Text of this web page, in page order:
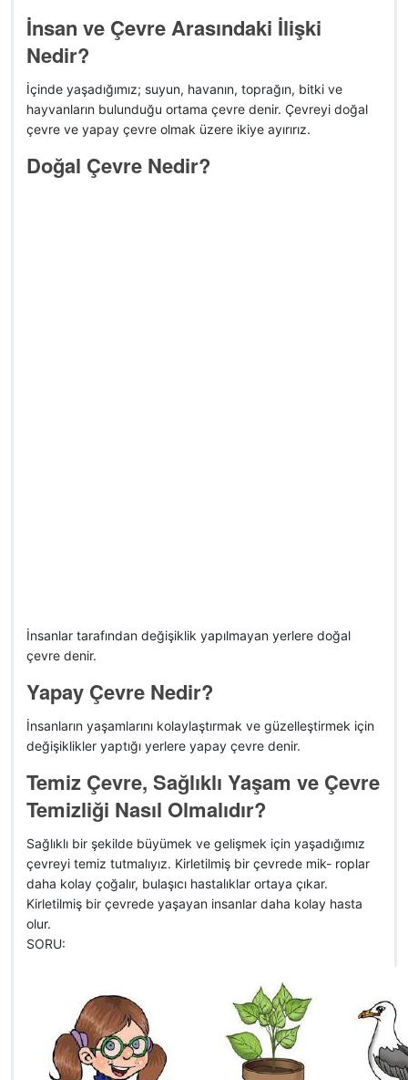
İnsan ve Çevre Arasındaki İlişki
Nedir?
İçinde yaşadığımız; suyun, havanın, toprağın, bitki ve
hayvanların bulunduğu ortama çevre denir. Çevreyi doğal
çevre ve yapay çevre olmak üzere ikiye ayırırız.
Doğal Çevre Nedir?
İnsanlar tarafından değişiklik yapılmayan yerlere doğal
çevre denir.
Yapay Çevre Nedir?
İnsanların yaşamlarını kolaylaştırmak ve güzelleştirmek için
değişiklikler yaptığı yerlere yapay çevre denir.
Temiz Çevre, Sağlıklı Yaşam ve Çevre
Temizliği Nasıl Olmalıdır?
Sağlıklı bir şekilde büyümek ve gelişmek için yaşadığımız
çevreyi temiz tutmalıyız. Kirletilmiş bir çevrede mik- roplar
daha kolay çoğalır, bulaşıcı hastalıklar ortaya çıkar.
Kirletilmiş bir çevrede yaşayan insanlar daha kolay hasta
olur.
SORU: